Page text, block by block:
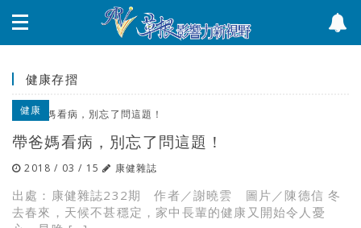
健康存摺
健康
帶爸媽看病，別忘了問這題！
2018 / 03 / 15 康健雜誌
出處：康健雜誌232期 作者／謝曉雲 圖片／陳德信 冬
去春來，天候不甚穩定，家中長輩的健康又開始令人憂